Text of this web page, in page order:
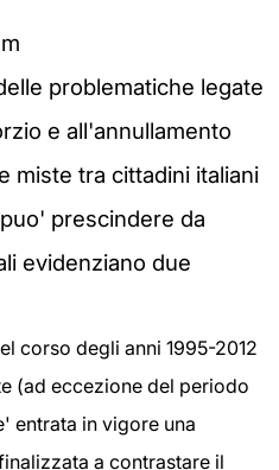
problematiche legate
e all'annullamento
miste tra cittadini italiani
prescindere da
evidenziano due
corso degli anni 1995-2012
(ad eccezione del periodo
entrata in vigore una
a contrastare il